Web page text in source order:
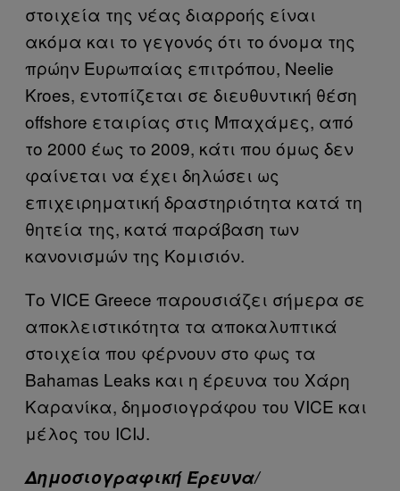
στοιχεία της νέας διαρροής είναι
ακόμα και το γεγονός ότι το όνομα της
πρώην Ευρωπαίας επιτρόπου, Neelie
Kroes, εντοπίζεται σε διευθυντική θέση
offshore εταιρίας στις Μπαχάμες, από
το 2000 έως το 2009, κάτι που όμως δεν
φαίνεται να έχει δηλώσει ως
επιχειρηματική δραστηριότητα κατά τη
θητεία της, κατά παράβαση των
κανονισμών της Κομισιόν.
Το VICE Greece παρουσιάζει σήμερα σε
αποκλειστικότητα τα αποκαλυπτικά
στοιχεία που φέρνουν στο φως τα
Bahamas Leaks και η έρευνα του Χάρη
Καρανίκα, δημοσιογράφου του VICE και
μέλος του ICIJ.
Δημοσιογραφική Έρευνα/